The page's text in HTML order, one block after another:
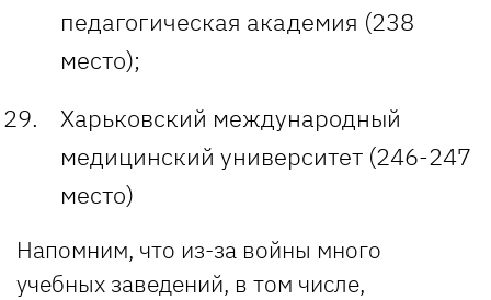
педагогическая академия (238
место);
Харьковский международный
медицинский университет (246-247
место)
Напомним, что из-за войны много
учебных заведений, в том числе,